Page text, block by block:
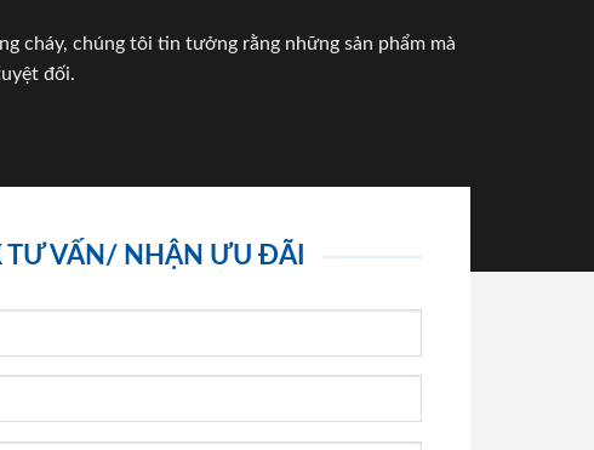
cháy, chúng tôi tin tưởng rằng những sản phẩm mà
đối.
VẤN/ NHẬN ƯU ĐÃI